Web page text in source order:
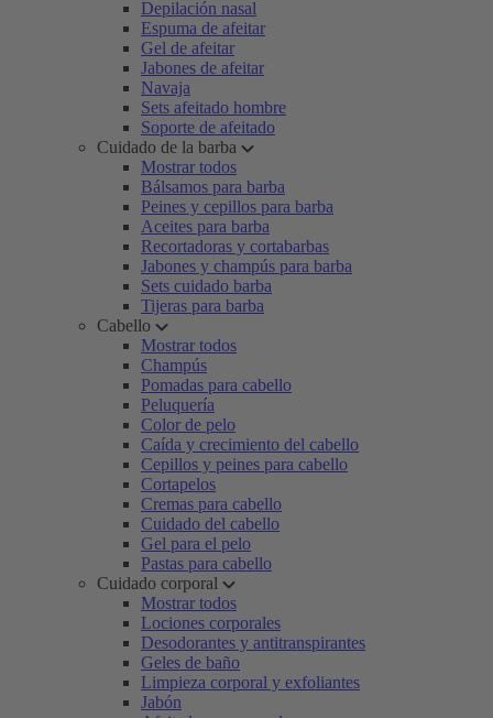
Depilación nasal
Espuma de afeitar
Gel de afeitar
Jabones de afeitar
Navaja
Sets afeitado hombre
Soporte de afeitado
Cuidado de la barba
Mostrar todos
Bálsamos para barba
Peines y cepillos para barba
Aceites para barba
Recortadoras y cortabarbas
Jabones y champús para barba
Sets cuidado barba
Tijeras para barba
Cabello
Mostrar todos
Champús
Pomadas para cabello
Peluquería
Color de pelo
Caída y crecimiento del cabello
Cepillos y peines para cabello
Cortapelos
Cremas para cabello
Cuidado del cabello
Gel para el pelo
Pastas para cabello
Cuidado corporal
Mostrar todos
Lociones corporales
Desodorantes y antitranspirantes
Geles de baño
Limpieza corporal y exfoliantes
Jabón